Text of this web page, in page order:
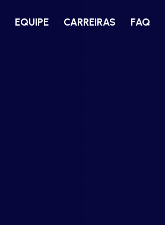
EQUIPE CARREIRAS FAQ